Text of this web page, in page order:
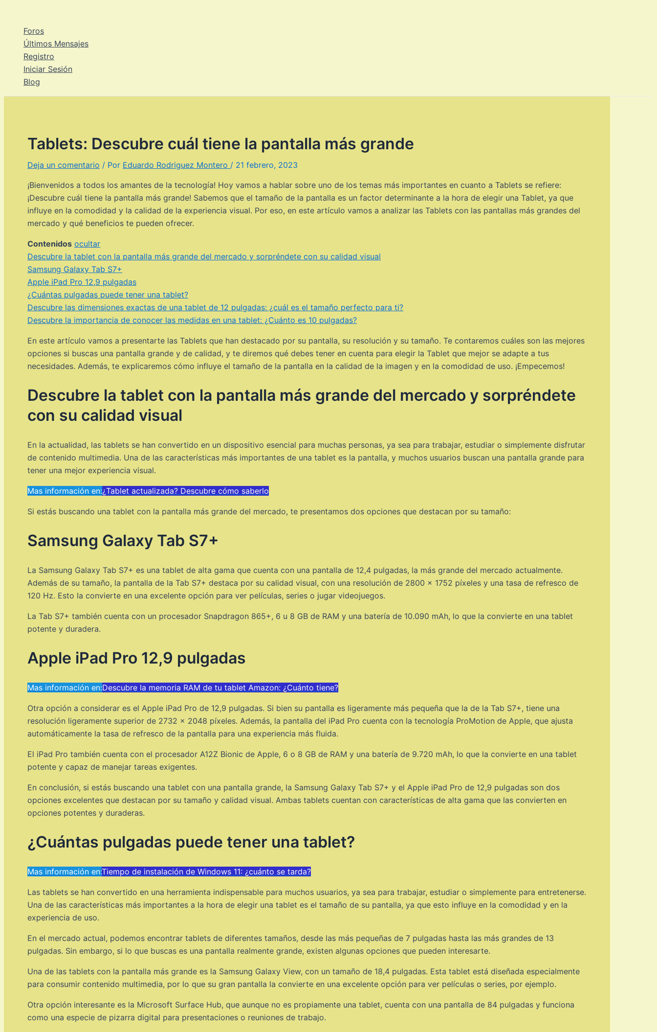
contenido
Foros
Últimos Mensajes
Registro
Iniciar Sesión
Blog
Tablets: Descubre cuál tiene la pantalla más grande
Deja un comentario / Por Eduardo Rodriguez Montero / 21 febrero, 2023
¡Bienvenidos a todos los amantes de la tecnología! Hoy vamos a hablar sobre uno de los temas más importantes en cuanto a Tablets se refiere:
¡Descubre cuál tiene la pantalla más grande! Sabemos que el tamaño de la pantalla es un factor determinante a la hora de elegir una Tablet, ya que
influye en la comodidad y la calidad de la experiencia visual. Por eso, en este artículo vamos a analizar las Tablets con las pantallas más grandes del
mercado y qué beneficios te pueden ofrecer.
Contenidos ocultar
Descubre la tablet con la pantalla más grande del mercado y sorpréndete con su calidad visual
Samsung Galaxy Tab S7+
Apple iPad Pro 12,9 pulgadas
¿Cuántas pulgadas puede tener una tablet?
Descubre las dimensiones exactas de una tablet de 12 pulgadas: ¿cuál es el tamaño perfecto para ti?
Descubre la importancia de conocer las medidas en una tablet: ¿Cuánto es 10 pulgadas?
En este artículo vamos a presentarte las Tablets que han destacado por su pantalla, su resolución y su tamaño. Te contaremos cuáles son las mejores
opciones si buscas una pantalla grande y de calidad, y te diremos qué debes tener en cuenta para elegir la Tablet que mejor se adapte a tus
necesidades. Además, te explicaremos cómo influye el tamaño de la pantalla en la calidad de la imagen y en la comodidad de uso. ¡Empecemos!
Descubre la tablet con la pantalla más grande del mercado y sorpréndete
con su calidad visual
En la actualidad, las tablets se han convertido en un dispositivo esencial para muchas personas, ya sea para trabajar, estudiar o simplemente disfrutar
de contenido multimedia. Una de las características más importantes de una tablet es la pantalla, y muchos usuarios buscan una pantalla grande para
tener una mejor experiencia visual.
Mas información en:¿Tablet actualizada? Descubre cómo saberlo
Si estás buscando una tablet con la pantalla más grande del mercado, te presentamos dos opciones que destacan por su tamaño:
Samsung Galaxy Tab S7+
La Samsung Galaxy Tab S7+ es una tablet de alta gama que cuenta con una pantalla de 12,4 pulgadas, la más grande del mercado actualmente.
Además de su tamaño, la pantalla de la Tab S7+ destaca por su calidad visual, con una resolución de 2800 x 1752 píxeles y una tasa de refresco de
120 Hz. Esto la convierte en una excelente opción para ver películas, series o jugar videojuegos.
La Tab S7+ también cuenta con un procesador Snapdragon 865+, 6 u 8 GB de RAM y una batería de 10.090 mAh, lo que la convierte en una tablet
potente y duradera.
Apple iPad Pro 12,9 pulgadas
Mas información en:Descubre la memoria RAM de tu tablet Amazon: ¿Cuánto tiene?
Otra opción a considerar es el Apple iPad Pro de 12,9 pulgadas. Si bien su pantalla es ligeramente más pequeña que la de la Tab S7+, tiene una
resolución ligeramente superior de 2732 x 2048 píxeles. Además, la pantalla del iPad Pro cuenta con la tecnología ProMotion de Apple, que ajusta
automáticamente la tasa de refresco de la pantalla para una experiencia más fluida.
El iPad Pro también cuenta con el procesador A12Z Bionic de Apple, 6 o 8 GB de RAM y una batería de 9.720 mAh, lo que la convierte en una tablet
potente y capaz de manejar tareas exigentes.
En conclusión, si estás buscando una tablet con una pantalla grande, la Samsung Galaxy Tab S7+ y el Apple iPad Pro de 12,9 pulgadas son dos
opciones excelentes que destacan por su tamaño y calidad visual. Ambas tablets cuentan con características de alta gama que las convierten en
opciones potentes y duraderas.
¿Cuántas pulgadas puede tener una tablet?
Mas información en:Tiempo de instalación de Windows 11: ¿cuánto se tarda?
Las tablets se han convertido en una herramienta indispensable para muchos usuarios, ya sea para trabajar, estudiar o simplemente para entretenerse.
Una de las características más importantes a la hora de elegir una tablet es el tamaño de su pantalla, ya que esto influye en la comodidad y en la
experiencia de uso.
En el mercado actual, podemos encontrar tablets de diferentes tamaños, desde las más pequeñas de 7 pulgadas hasta las más grandes de 13
pulgadas. Sin embargo, si lo que buscas es una pantalla realmente grande, existen algunas opciones que pueden interesarte.
Una de las tablets con la pantalla más grande es la Samsung Galaxy View, con un tamaño de 18,4 pulgadas. Esta tablet está diseñada especialmente
para consumir contenido multimedia, por lo que su gran pantalla la convierte en una excelente opción para ver películas o series, por ejemplo.
Otra opción interesante es la Microsoft Surface Hub, que aunque no es propiamente una tablet, cuenta con una pantalla de 84 pulgadas y funciona
como una especie de pizarra digital para presentaciones o reuniones de trabajo.